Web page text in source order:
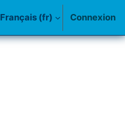
Français ‎(fr)‎ Connexion